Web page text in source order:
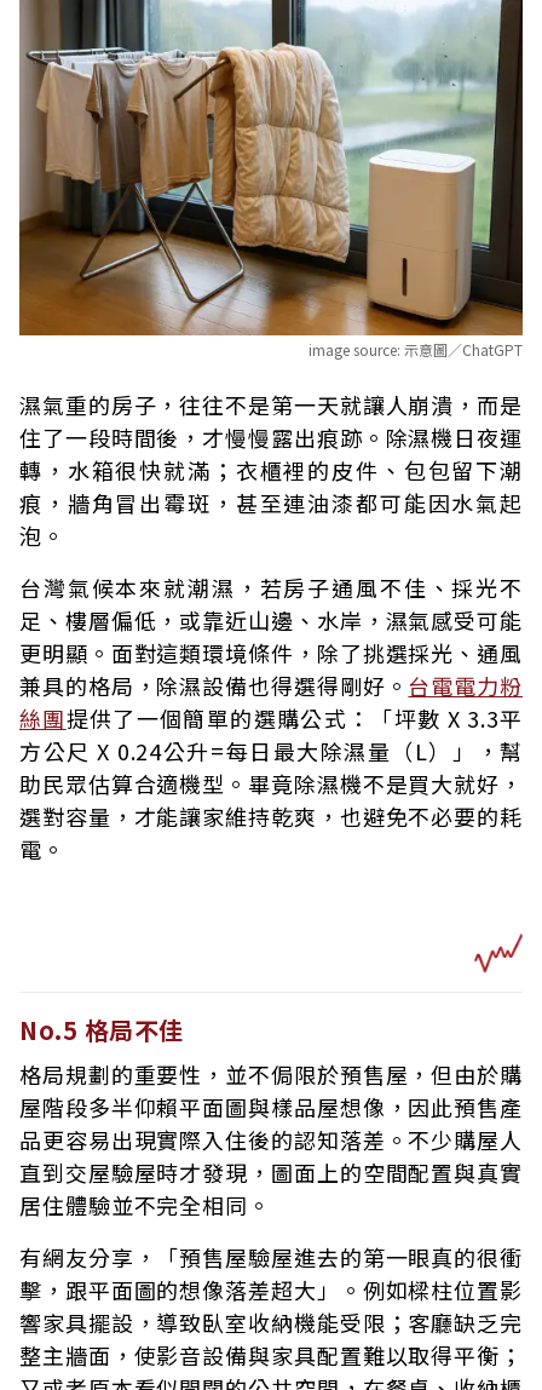
image source: 示意圖／ChatGPT
濕氣重的房子，往往不是第一天就讓人崩潰，而是
住了一段時間後，才慢慢露出痕跡。除濕機日夜運
轉，水箱很快就滿；衣櫃裡的皮件、包包留下潮
痕，牆角冒出霉斑，甚至連油漆都可能因水氣起
泡。
台灣氣候本來就潮濕，若房子通風不佳、採光不
足、樓層偏低，或靠近山邊、水岸，濕氣感受可能
更明顯。面對這類環境條件，除了挑選採光、通風
兼具的格局，除濕設備也得選得剛好。 台電電力粉
絲團提供了一個簡單的選購公式：「坪數 X 3.3平
方公尺 X 0.24公升=每日最大除濕量（L）」，幫
助民眾估算合適機型。畢竟除濕機不是買大就好，
選對容量，才能讓家維持乾爽，也避免不必要的耗
電。
No.5 格局不佳
格局規劃的重要性，並不侷限於預售屋，但由於購
屋階段多半仰賴平面圖與樣品屋想像，因此預售產
品更容易出現實際入住後的認知落差。不少購屋人
直到交屋驗屋時才發現，圖面上的空間配置與真實
居住體驗並不完全相同。
有網友分享，「預售屋驗屋進去的第一眼真的很衝
擊，跟平面圖的想像落差超大」。例如樑柱位置影
響家具擺設，導致臥室收納機能受限；客廳缺乏完
整主牆面，使影音設備與家具配置難以取得平衡；